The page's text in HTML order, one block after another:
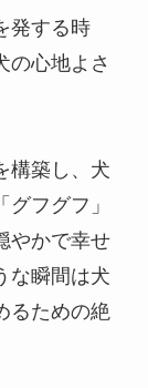
発する時
の心地よさ
構築し、犬
フグフ」
やかで幸せ
な瞬間は犬
るための絶